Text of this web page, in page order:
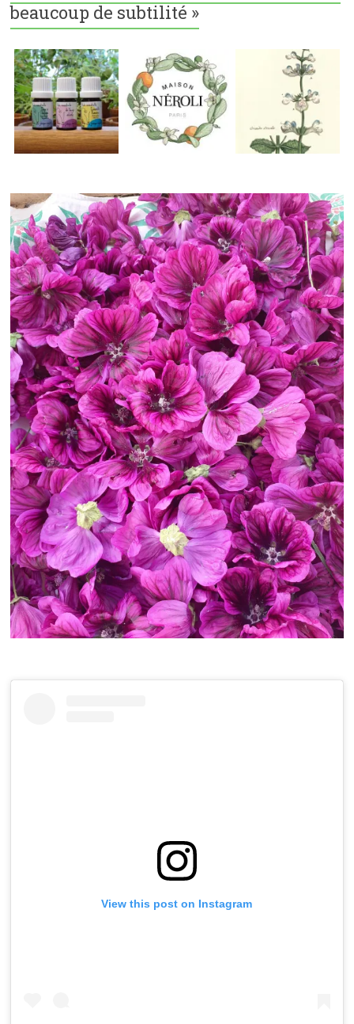
beaucoup de subtilité »
View this post on Instagram